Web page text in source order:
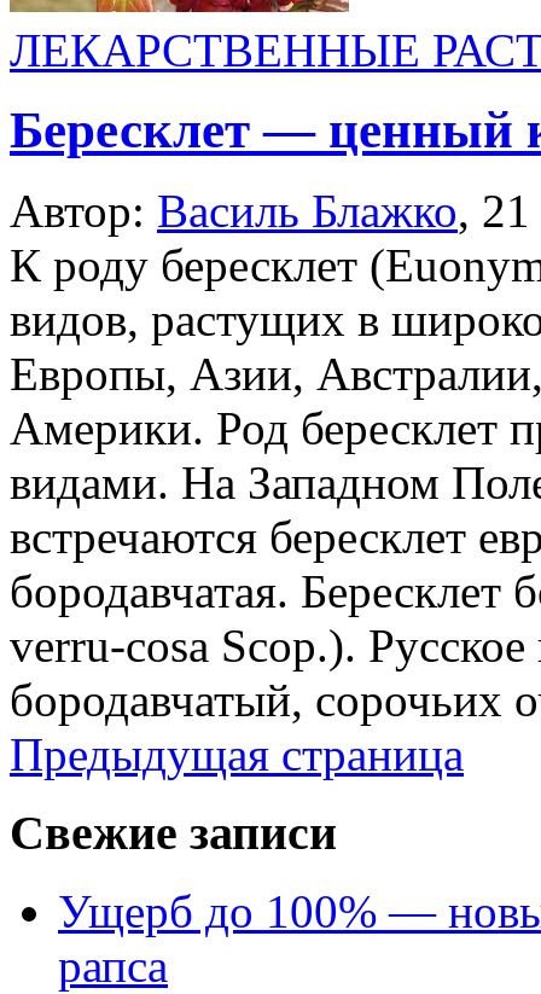
ЛЕКАРСТВЕННЫЕ
Бересклет — ценный
Автор: Василь Блажко,
К роду бересклет
видов, растущих в
Европы, Азии,
Америки. Род бересклет
видами. На Западном
встречаются бересклет
бородавчатая.
verru-cosa Scop.). Русское
бородавчатый, сорочьих
Предыдущая страница
Свежие записи
Ущерб до 100% —
рапса